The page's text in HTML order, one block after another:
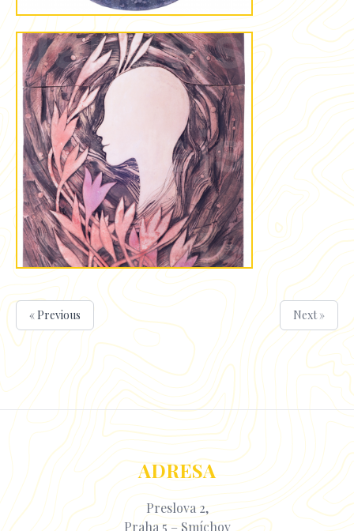
« Previous Next »
ADRESA
Preslova 2,
Praha 5 – Smíchov